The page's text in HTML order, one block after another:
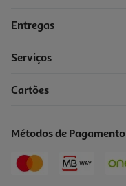
Entregas
Serviços
Cartões
Métodos de Pagamento